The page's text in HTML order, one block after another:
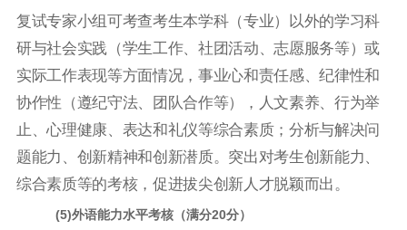
复试专家小组可考查考生本学科（专业）以外的学习科
研与社会实践（学生工作、社团活动、志愿服务等）或
实际工作表现等方面情况，事业心和责任感、纪律性和
协作性（遵纪守法、团队合作等），人文素养、行为举
止、心理健康、表达和礼仪等综合素质；分析与解决问
题能力、创新精神和创新潜质。突出对考生创新能力、
综合素质等的考核，促进拔尖创新人才脱颖而出。
(5)外语能力水平考核（满分20分）